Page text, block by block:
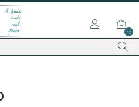
15